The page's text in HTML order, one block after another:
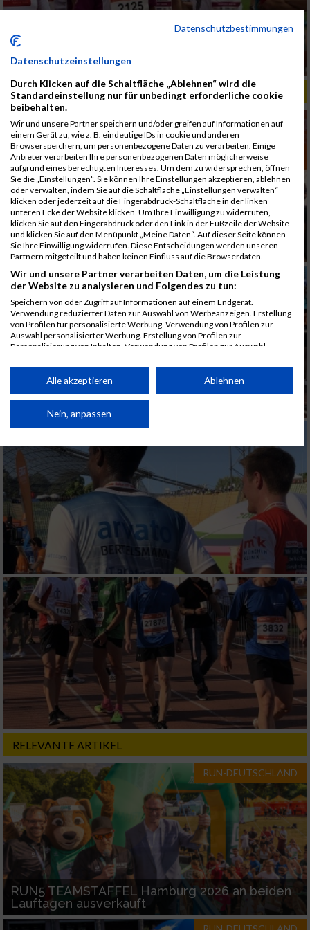
ALBUM B2RUN MÜNCHEN, B2RUN / 16.07.2019
RELEVANTE ARTIKEL
RUN-DEUTSCHLAND
RUN5 TEAMSTAFFEL Hamburg 2026 an beiden
Lauftagen ausverkauft
Datenschutzbestimmungen
Datenschutzeinstellungen
Durch Klicken auf die Schaltfläche „Ablehnen“ wird die
Standardeinstellung nur für unbedingt erforderliche cookie
beibehalten.
Wir und unsere Partner speichern und/oder greifen auf Informationen auf
einem Gerät zu, wie z. B. eindeutige IDs in cookie und anderen
Browserspeichern, um personenbezogene Daten zu verarbeiten. Einige
Anbieter verarbeiten Ihre personenbezogenen Daten möglicherweise
aufgrund eines berechtigten Interesses. Um dem zu widersprechen, öffnen
Sie die „Einstellungen“. Sie können Ihre Einstellungen akzeptieren, ablehnen
oder verwalten, indem Sie auf die Schaltfläche „Einstellungen verwalten“
klicken oder jederzeit auf die Fingerabdruck-Schaltfläche in der linken
unteren Ecke der Website klicken. Um Ihre Einwilligung zu widerrufen,
klicken Sie auf den Fingerabdruck oder den Link in der Fußzeile der Website
und klicken Sie auf den Menüpunkt „Meine Daten“. Auf dieser Seite können
Sie Ihre Einwilligung widerrufen. Diese Entscheidungen werden unseren
Partnern mitgeteilt und haben keinen Einfluss auf die Browserdaten.
Wir und unsere Partner verarbeiten Daten, um die Leistung
der Website zu analysieren und Folgendes zu tun:
Speichern von oder Zugriff auf Informationen auf einem Endgerät.
Verwendung reduzierter Daten zur Auswahl von Werbeanzeigen. Erstellung
von Profilen für personalisierte Werbung. Verwendung von Profilen zur
Auswahl personalisierter Werbung. Erstellung von Profilen zur
Personalisierung von Inhalten. Verwendung von Profilen zur Auswahl
Performance von Inhalten. Analyse von Zielgruppen durch Statistiken oder
Kombinationen von Daten aus verschiedenen Quellen. Entwicklung und
von Inhalten.
Daten können außerhalb der Europäischen Union weitergegeben und in die
Website/App.
Partnerliste anzeigen (1 IAB-Anbieter)
Wir nutzen Ihre Daten für folgende Zwecke:
IAB-Verarbeitungszwecke:
Speichern von oder Zugriff auf Informationen
auf einem Endgerät
Verwendung reduzierter Daten zur Auswahl
von Werbeanzeigen
Erstellung von Profilen für personalisierte
Werbung
Verwendung von Profilen zur Auswahl
personalisierter Werbung
Erstellung von Profilen zur Personalisierung
von Inhalten
Verwendung von Profilen zur Auswahl
personalisierter Inhalte
Messung der Werbeleistung
Messung der Performance von Inhalten
Analyse von Zielgruppen durch Statistiken
oder Kombinationen von Daten aus
verschiedenen Quellen
Alle akzeptieren Ablehnen
Nein, anpassen